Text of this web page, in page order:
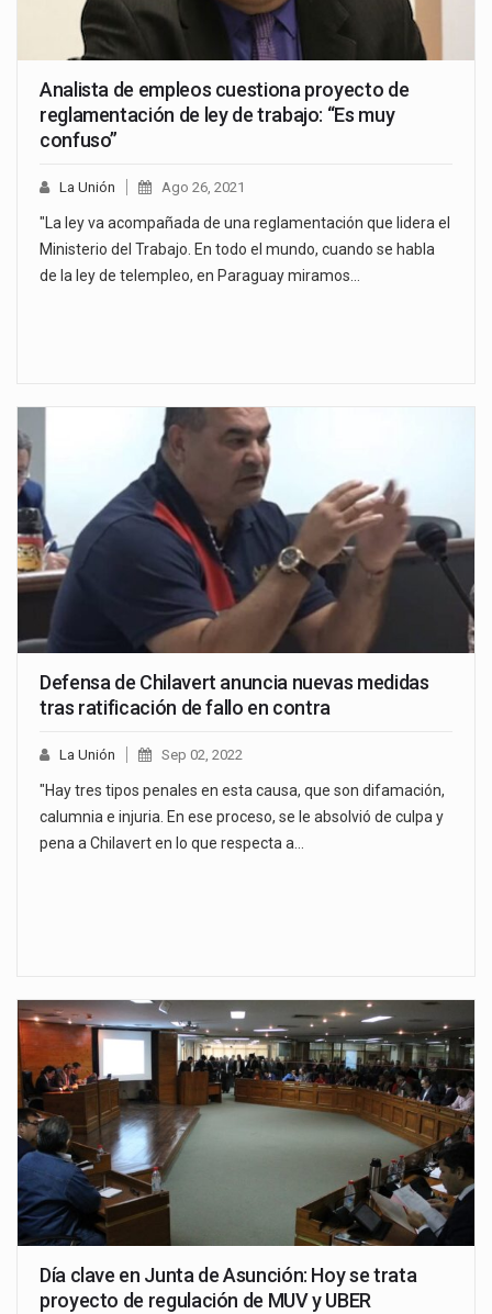
Analista de empleos cuestiona proyecto de
reglamentación de ley de trabajo: “Es muy
confuso”
La Unión Ago 26, 2021
"La ley va acompañada de una reglamentación que lidera el
Ministerio del Trabajo. En todo el mundo, cuando se habla
de la ley de telempleo, en Paraguay miramos…
Defensa de Chilavert anuncia nuevas medidas
tras ratificación de fallo en contra
La Unión Sep 02, 2022
"Hay tres tipos penales en esta causa, que son difamación,
calumnia e injuria. En ese proceso, se le absolvió de culpa y
pena a Chilavert en lo que respecta a…
Día clave en Junta de Asunción: Hoy se trata
proyecto de regulación de MUV y UBER